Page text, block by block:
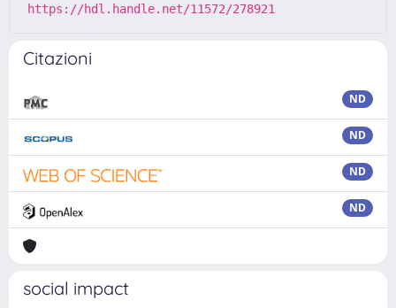
https://hdl.handle.net/11572/278921
Citazioni
ND
ND
ND
ND
social impact